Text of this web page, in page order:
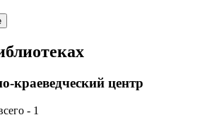
краеведческий центр
- 1